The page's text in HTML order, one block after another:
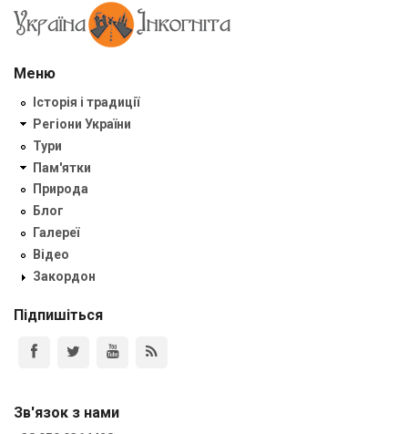
Меню
Історія і традиції
Регіони України
Тури
Пам'ятки
Природа
Блог
Галереї
Відео
Закордон
Підпишіться
Зв'язок з нами